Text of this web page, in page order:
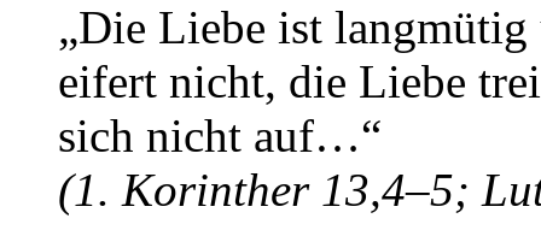
„Die Liebe ist
eifert nicht, die Liebe
sich nicht auf…“
(1. Korinther 13,4–5;